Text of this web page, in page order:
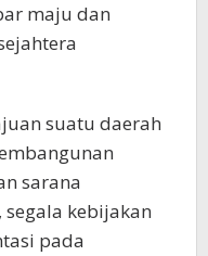
maju dan
suatu daerah
sarana
kebijakan
pada